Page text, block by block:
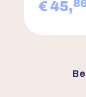
€ 45,